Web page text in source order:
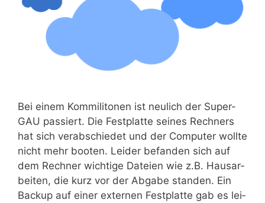
Bei einem Kom­mi­li­to­nen ist neu­lich der Super-
GAU pas­siert. Die Fest­plat­te sei­nes Rech­ners
hat sich ver­ab­schie­det und der Com­pu­ter woll­te
nicht mehr boo­ten. Lei­der befan­den sich auf
dem Rech­ner wich­ti­ge Datei­en wie z.B. Haus­ar­
bei­ten, die kurz vor der Abga­be stan­den. Ein
Back­up auf einer exter­nen Fest­plat­te gab es lei­